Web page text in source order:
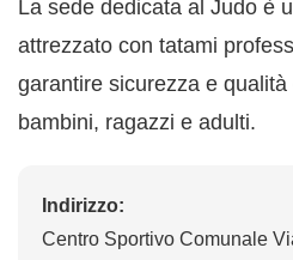
La sede dedicata al Judo è
attrezzato con tatami
garantire sicurezza e qualità
bambini, ragazzi e adulti.
Indirizzo:
Centro Sportivo Comunale